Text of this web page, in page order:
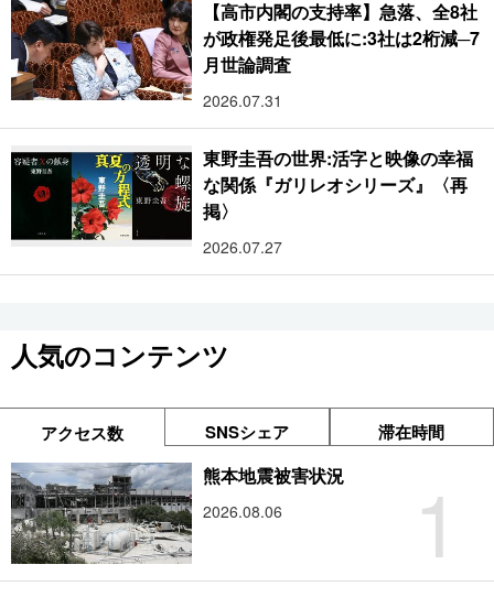
【高市内閣の支持率】急落、全8社
が政権発足後最低に:3社は2桁減─7
月世論調査
2026.07.31
東野圭吾の世界:活字と映像の幸福
な関係『ガリレオシリーズ』〈再
掲〉
2026.07.27
人気のコンテンツ
アクセス数 SNSシェア 滞在時間
1
熊本地震被害状況
2026.08.06